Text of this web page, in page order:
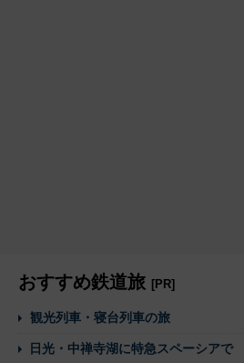
おすすめ鉄道旅 [PR]
観光列車・寝台列車の旅
日光・中禅寺湖に特急スペーシアで